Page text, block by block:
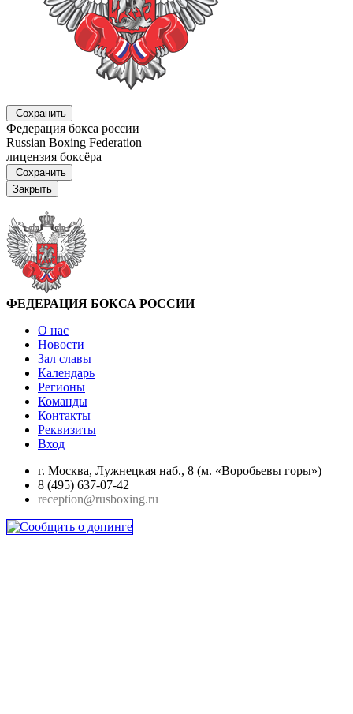
Сохранить
Федерация бокса россии
Russian Boxing Federation
лицензия боксёра
Сохранить
Закрыть
ФЕДЕРАЦИЯ БОКСА РОССИИ
О нас
Новости
Зал славы
Календарь
Регионы
Команды
Контакты
Реквизиты
Вход
г. Москва, Лужнецкая наб., 8 (м. «Воробьевы горы»)
8 (495) 637-07-42
reception@rusboxing.ru